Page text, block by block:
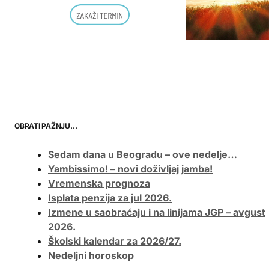
OBRATI PAŽNJU…
Sedam dana u Beogradu – ove nedelje…
Yambissimo! – novi doživljaj jamba!
Vremenska prognoza
Isplata penzija za jul 2026.
Izmene u saobraćaju i na linijama JGP – avgust
2026.
Školski kalendar za 2026/27.
Nedeljni horoskop